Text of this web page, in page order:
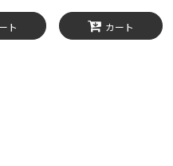
ト カート